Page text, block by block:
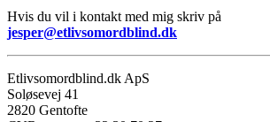
Hvis du vil i kontakt med mig skriv på
jesper@etlivsomordblind.dk
Etlivsomordblind.dk ApS
Soløsevej 41
2820 Gentofte